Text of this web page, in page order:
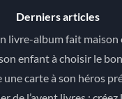
Derniers articles
livre-album fait maison
enfant à choisir le
une carte à son héros